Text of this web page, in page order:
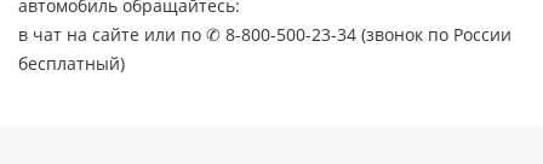
автомобиль обращайтесь:
в чат на сайте или по ✆ 8-800-500-23-34 (звонок по России
бесплатный)